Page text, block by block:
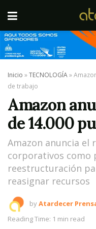
Inicio »TECNOLOGÍA»
de trabajo
Amazon
de 14.000
Amazon anuncia el
corporativos como
reestructuración
reasignar recursos
byAtardecer
Reading Time: 1 min read